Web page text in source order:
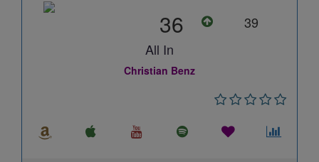
36
39
All In
Christian Benz